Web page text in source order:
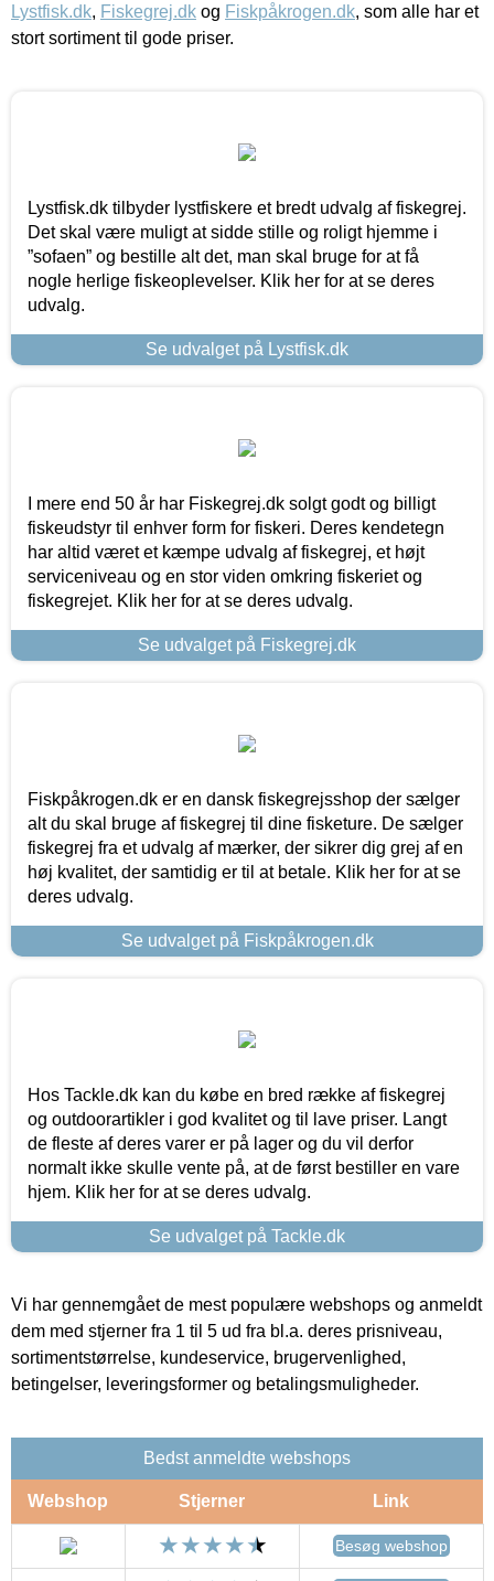
Lystfisk.dk, Fiskegrej.dk og Fiskpåkrogen.dk, som alle har et
stort sortiment til gode priser.
Lystfisk.dk tilbyder lystfiskere et bredt udvalg af fiskegrej.
Det skal være muligt at sidde stille og roligt hjemme i
”sofaen” og bestille alt det, man skal bruge for at få
nogle herlige fiskeoplevelser. Klik her for at se deres
udvalg.
Se udvalget på Lystfisk.dk
I mere end 50 år har Fiskegrej.dk solgt godt og billigt
fiskeudstyr til enhver form for fiskeri. Deres kendetegn
har altid været et kæmpe udvalg af fiskegrej, et højt
serviceniveau og en stor viden omkring fiskeriet og
fiskegrejet. Klik her for at se deres udvalg.
Se udvalget på Fiskegrej.dk
Fiskpåkrogen.dk er en dansk fiskegrejsshop der sælger
alt du skal bruge af fiskegrej til dine fisketure. De sælger
fiskegrej fra et udvalg af mærker, der sikrer dig grej af en
høj kvalitet, der samtidig er til at betale. Klik her for at se
deres udvalg.
Se udvalget på Fiskpåkrogen.dk
Hos Tackle.dk kan du købe en bred række af fiskegrej
og outdoorartikler i god kvalitet og til lave priser. Langt
de fleste af deres varer er på lager og du vil derfor
normalt ikke skulle vente på, at de først bestiller en vare
hjem. Klik her for at se deres udvalg.
Se udvalget på Tackle.dk
Vi har gennemgået de mest populære webshops og anmeldt
dem med stjerner fra 1 til 5 ud fra bl.a. deres prisniveau,
sortimentstørrelse, kundeservice, brugervenlighed,
betingelser, leveringsformer og betalingsmuligheder.
Bedst anmeldte webshops
Webshop Stjerner Link
Besøg webshop